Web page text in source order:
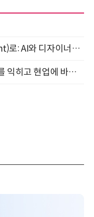
"인터페이스를 넘어 인텐트(intent)로: AI와 디자이너가 함께 만드는 공존의 UX" 강남역 (9/2)
단 하루, 이론과 실습으로 하네스를 익히고 현업에 바로 쓰는 핸즈온 워크숍 (8/20)